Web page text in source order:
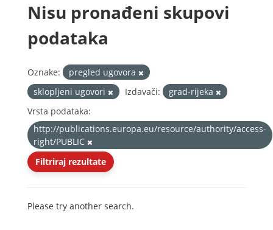
Nisu pronađeni skupovi
podataka
Oznake:
pregled ugovora
sklopljeni ugovori
Izdavači:
grad-rijeka
Vrsta podataka:
http://publications.europa.eu/resource/authority/access-
right/PUBLIC
Filtriraj rezultate
Please try another search.